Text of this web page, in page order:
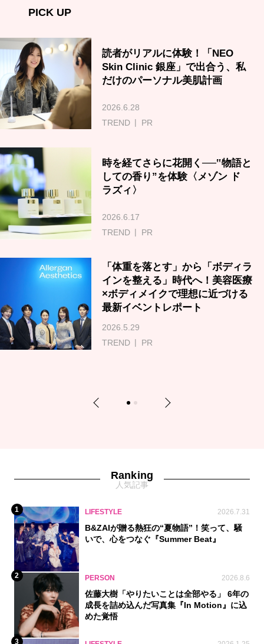
PICK UP
読者がリアルに体験！「NEO
Skin Clinic 銀座」で出合う、私
だけのパーソナル美肌計画
2026.6.28
TREND
PR
時を経てさらに花開く──‟物語と
しての香り”を体験〈メゾン ド
ラズィ〉
2026.6.17
TREND
PR
「体重を落とす」から「ボディラ
インを整える」時代へ！美容医療
×ボディメイクで理想に近づける
最新イベントレポート
2026.5.29
TREND
PR
Previous 1 2 Next
Ranking
人気記事
1 LIFESTYLE 2026.7.31
B&ZAIが贈る熱狂の“夏物語”！笑って、騒
いで、心をつなぐ『Summer Beat』
2 PERSON 2026.8.6
佐藤大樹「やりたいことは全部やる」 6年の
成長を詰め込んだ写真集『In Motion』に込
めた覚悟
3